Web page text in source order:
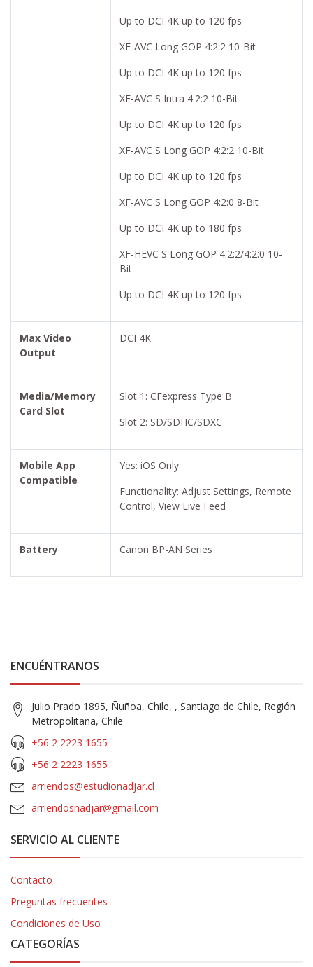
Up to DCI 4K up to 120 fps
XF-AVC Long GOP 4:2:2 10-Bit
Up to DCI 4K up to 120 fps
XF-AVC S Intra 4:2:2 10-Bit
Up to DCI 4K up to 120 fps
XF-AVC S Long GOP 4:2:2 10-Bit
Up to DCI 4K up to 120 fps
XF-AVC S Long GOP 4:2:0 8-Bit
Up to DCI 4K up to 180 fps
XF-HEVC S Long GOP 4:2:2/4:2:0 10-
Bit
Up to DCI 4K up to 120 fps
Max Video
Output
DCI 4K
Media/Memory
Card Slot
Slot 1: CFexpress Type B
Slot 2: SD/SDHC/SDXC
Mobile App
Compatible
Yes: iOS Only
Functionality: Adjust Settings, Remote
Control, View Live Feed
Battery Canon BP-AN Series
ENCUÉNTRANOS
Julio Prado 1895, Ñuñoa, Chile, , Santiago de Chile, Región
Metropolitana, Chile
+56 2 2223 1655
+56 2 2223 1655
arriendos@estudionadjar.cl
arriendosnadjar@gmail.com
SERVICIO AL CLIENTE
Contacto
Preguntas frecuentes
Condiciones de Uso
CATEGORÍAS